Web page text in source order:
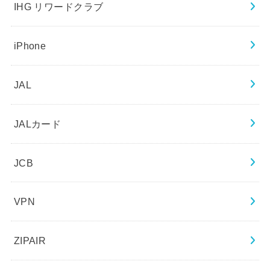
IHG リワードクラブ
iPhone
JAL
JALカード
JCB
VPN
ZIPAIR